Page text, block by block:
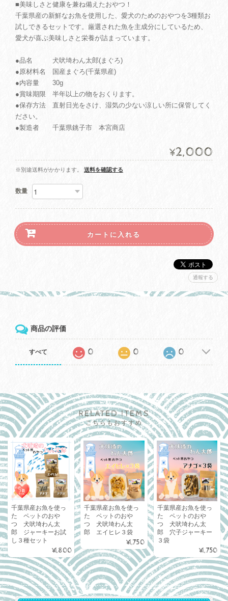
■美味しさと健康を兼ね備えたおやつ！
千葉県産の新鮮なお魚を使用した、愛犬のためのおやつを3種類お
試しできるセットです。厳選された魚を主成分にしているため、
愛犬が喜ぶ美味しさと栄養が詰まっています。
●品名 犬吠埼わん太郎(まぐろ)
●原材料名 国産まぐろ(千葉県産)
●内容量 30g
●賞味期限 半年以上の物をおくります。
●保存方法 直射日光をさけ、湿気の少ない涼しい所に保管してく
ださい。
●製造者 千葉県銚子市 本宮商店
¥2,000
※別途送料がかかります。 送料を確認する
数量
カートに入れる
通報する
商品の評価
すべて 0 0 0
RELATED ITEMS
こちらもおすすめ
千葉県産お魚を使っ
た ペットのおや
つ 犬吠埼わん太
郎 ジャーキーお試
し３種セット
¥1,800
千葉県産お魚を使っ
た ペットのおや
つ 犬吠埼わん太
郎 エイヒレ３袋
¥1,750
千葉県産お魚を使っ
た ペットのおや
つ 犬吠埼わん太
郎 穴子ジャーキー
３袋
¥1,750